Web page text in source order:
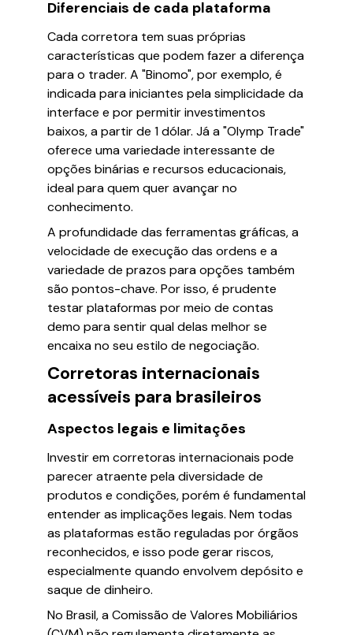
Diferenciais de cada plataforma
Cada corretora tem suas próprias
características que podem fazer a diferença
para o trader. A "Binomo", por exemplo, é
indicada para iniciantes pela simplicidade da
interface e por permitir investimentos
baixos, a partir de 1 dólar. Já a "Olymp Trade"
oferece uma variedade interessante de
opções binárias e recursos educacionais,
ideal para quem quer avançar no
conhecimento.
A profundidade das ferramentas gráficas, a
velocidade de execução das ordens e a
variedade de prazos para opções também
são pontos-chave. Por isso, é prudente
testar plataformas por meio de contas
demo para sentir qual delas melhor se
encaixa no seu estilo de negociação.
Corretoras internacionais
acessíveis para brasileiros
Aspectos legais e limitações
Investir em corretoras internacionais pode
parecer atraente pela diversidade de
produtos e condições, porém é fundamental
entender as implicações legais. Nem todas
as plataformas estão reguladas por órgãos
reconhecidos, e isso pode gerar riscos,
especialmente quando envolvem depósito e
saque de dinheiro.
No Brasil, a Comissão de Valores Mobiliários